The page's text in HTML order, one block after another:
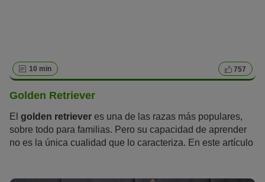
10 min 757
Golden Retriever
El golden retriever es una de las razas más populares,
sobre todo para familias. Pero su capacidad de aprender
no es la única cualidad que lo caracteriza. En este artículo